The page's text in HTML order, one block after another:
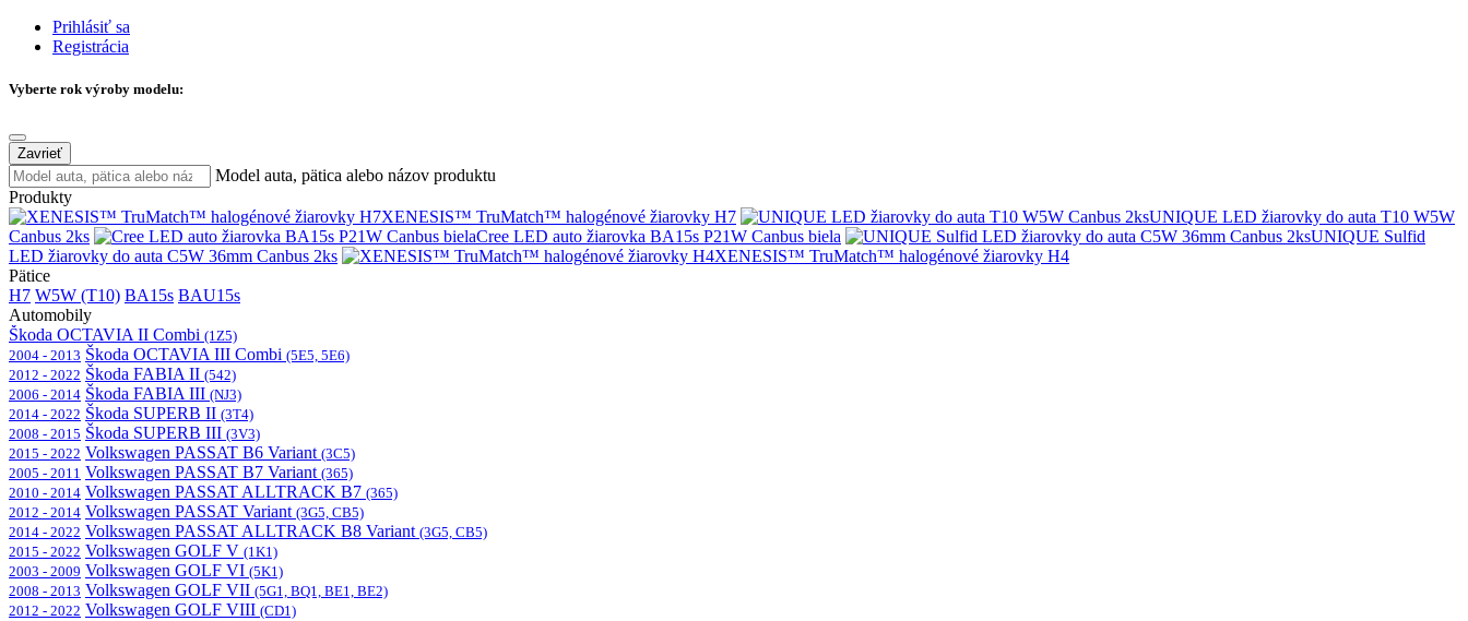
Prihlásiť sa
Registrácia
Vyberte rok výroby modelu:
Zavrieť
Model auta, pätica alebo názov produktu
Produkty
XENESIS™ TruMatch™ halogénové žiarovky H7
UNIQUE LED žiarovky do auta T10 W5W
Canbus 2ks
Cree LED auto žiarovka BA15s P21W Canbus biela
UNIQUE Sulfid
LED žiarovky do auta C5W 36mm Canbus 2ks
XENESIS™ TruMatch™ halogénové žiarovky H4
Pätice
H7 W5W (T10) BA15s BAU15s
Automobily
Škoda OCTAVIA II Combi (1Z5)
2004 - 2013 Škoda OCTAVIA III Combi (5E5, 5E6)
2012 - 2022 Škoda FABIA II (542)
2006 - 2014 Škoda FABIA III (NJ3)
2014 - 2022 Škoda SUPERB II (3T4)
2008 - 2015 Škoda SUPERB III (3V3)
2015 - 2022 Volkswagen PASSAT B6 Variant (3C5)
2005 - 2011 Volkswagen PASSAT B7 Variant (365)
2010 - 2014 Volkswagen PASSAT ALLTRACK B7 (365)
2012 - 2014 Volkswagen PASSAT Variant (3G5, CB5)
2014 - 2022 Volkswagen PASSAT ALLTRACK B8 Variant (3G5, CB5)
2015 - 2022 Volkswagen GOLF V (1K1)
2003 - 2009 Volkswagen GOLF VI (5K1)
2008 - 2013 Volkswagen GOLF VII (5G1, BQ1, BE1, BE2)
2012 - 2022 Volkswagen GOLF VIII (CD1)